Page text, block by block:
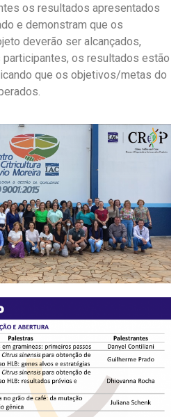
os resultados apresentados
e demonstram que os
deverão ser alcançados,
participantes, os resultados estão
que os objetivos/metas do